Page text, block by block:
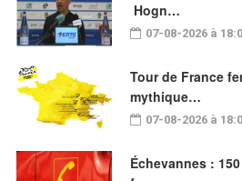
Hogn…
07-08-2026 à
Tour de France
mythique…
07-08-2026 à
Échevannes :